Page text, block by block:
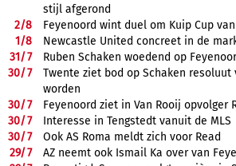
stijl afgerond
2/8
Feyenoord wint duel om Kuip Cup
1/8
Newcastle United concreet in de
31/7
Ruben Schaken woedend op
30/7
Twente ziet bod op Schaken resoluut
worden
30/7
Feyenoord ziet in Van Rooij opvolger
30/7
Interesse in Tengstedt vanuit de MLS
30/7
Ook AS Roma meldt zich voor Read
29/7
AZ neemt ook Ismail Ka over van